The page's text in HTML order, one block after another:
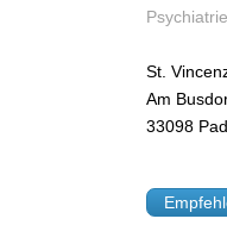
St.
Am
33098